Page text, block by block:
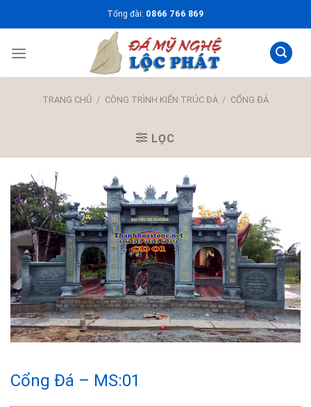
to
Tổng đài: 0866 766 869
TRANG CHỦ / CÔNG TRÌNH KIẾN TRÚC ĐÁ / CỔNG ĐÁ
LỌC
Cổng Đá – MS:01